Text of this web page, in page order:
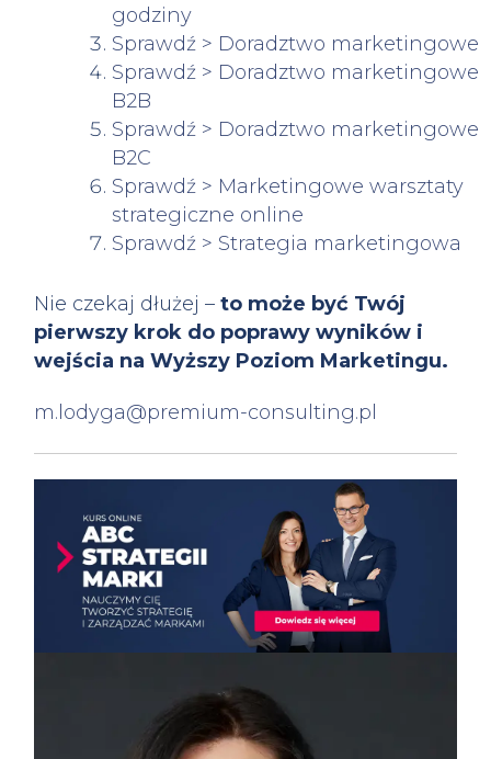
godziny
Sprawdź > Doradztwo marketingowe
Sprawdź > Doradztwo marketingowe
B2B
Sprawdź > Doradztwo marketingowe
B2C
Sprawdź > Marketingowe warsztaty
strategiczne online
Sprawdź > Strategia marketingowa
Nie czekaj dłużej – to może być Twój
pierwszy krok do poprawy wyników i
wejścia na Wyższy Poziom Marketingu.
m.lodyga@premium-consulting.pl